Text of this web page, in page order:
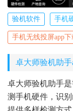
验机软件 手机
手机无线投屏app下
卓大师验机助手
卓大师验机助手
测手机硬件，识